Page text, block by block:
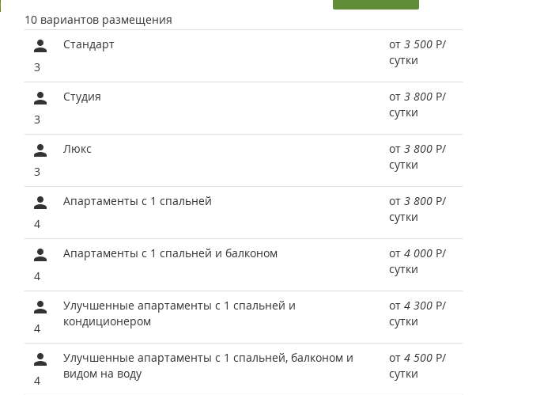
10 вариантов размещения
3
Стандарт от 3 500 Р/
сутки
3
Студия от 3 800 Р/
сутки
3
Люкс от 3 800 Р/
сутки
4
Апартаменты с 1 спальней от 3 800 Р/
сутки
4
Апартаменты с 1 спальней и балконом от 4 000 Р/
сутки
4
Улучшенные апартаменты с 1 спальней и
кондиционером
от 4 300 Р/
сутки
4
Улучшенные апартаменты с 1 спальней, балконом и
видом на воду
от 4 500 Р/
сутки